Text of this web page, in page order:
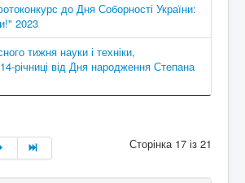
до Дня Соборності України:
2023
тижня науки і техніки,
річниці від Дня народження Степана
Сторінка 17 із 21